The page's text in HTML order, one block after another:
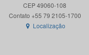
CEP 49060-108
Localização